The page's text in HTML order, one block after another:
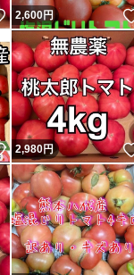
いいね！
2,600円
いいね！
2,980円